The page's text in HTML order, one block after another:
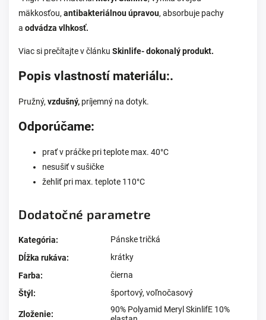
mäkkosťou, antibakteriálnou úpravou, absorbuje pachy
a odvádza vlhkosť.
Viac si prečítajte v článku Skinlife- dokonalý produkt.
Popis vlastností materiálu:.
Pružný, vzdušný, príjemný na dotyk.
Odporúčame:
prať v práčke pri teplote max. 40°C
nesušiť v sušičke
žehliť pri max. teplote 110°C
Dodatočné parametre
Kategória:
Pánske tričká
Dĺžka rukáva:
krátky
Farba:
čierna
Štýl: športový, voľnočasový
Zloženie:
90% Polyamid Meryl SkinlifE 10%